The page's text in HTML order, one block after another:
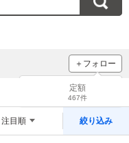
＋フォロー
ブランドをフォロー
をチェック！
定額
467件
注目順 絞り込み